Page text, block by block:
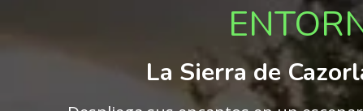
La Sierra de